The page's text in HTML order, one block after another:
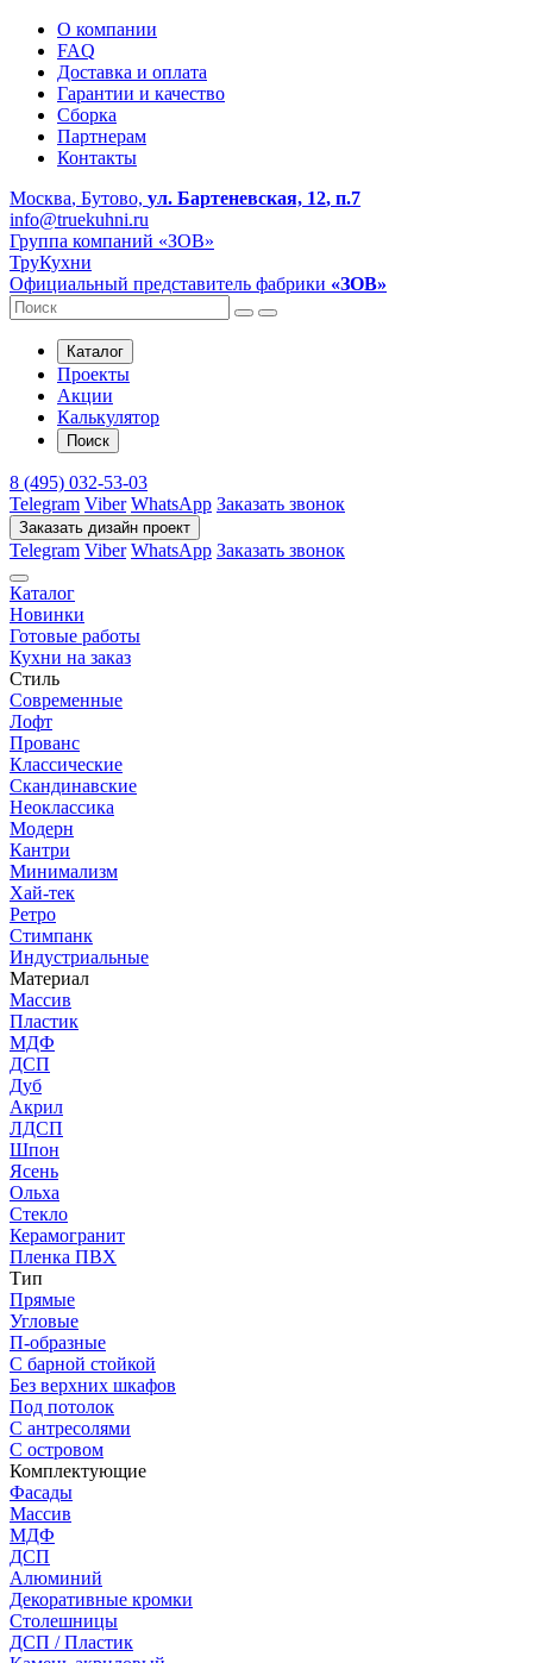
О компании
FAQ
Доставка и оплата
Гарантии и качество
Сборка
Партнерам
Контакты
Москва, Бутово, ул. Бартеневская, 12, п.7
info@truekuhni.ru
Группа компаний «ЗОВ»
ТруКухни
Официальный представитель фабрики «ЗОВ»
Каталог
Проекты
Акции
Калькулятор
Поиск
8 (495) 032-53-03
Telegram Viber WhatsApp Заказать звонок
Заказать дизайн проект
Telegram Viber WhatsApp Заказать звонок
Каталог
Новинки
Готовые работы
Кухни на заказ
Стиль
Современные
Лофт
Прованс
Классические
Скандинавские
Неоклассика
Модерн
Кантри
Минимализм
Хай-тек
Ретро
Стимпанк
Индустриальные
Материал
Массив
Пластик
МДФ
ДСП
Дуб
Акрил
ЛДСП
Шпон
Ясень
Ольха
Стекло
Керамогранит
Пленка ПВХ
Тип
Прямые
Угловые
П-образные
С барной стойкой
Без верхних шкафов
Под потолок
С антресолями
С островом
Комплектующие
Фасады
Массив
МДФ
ДСП
Алюминий
Декоративные кромки
Столешницы
ДСП / Пластик